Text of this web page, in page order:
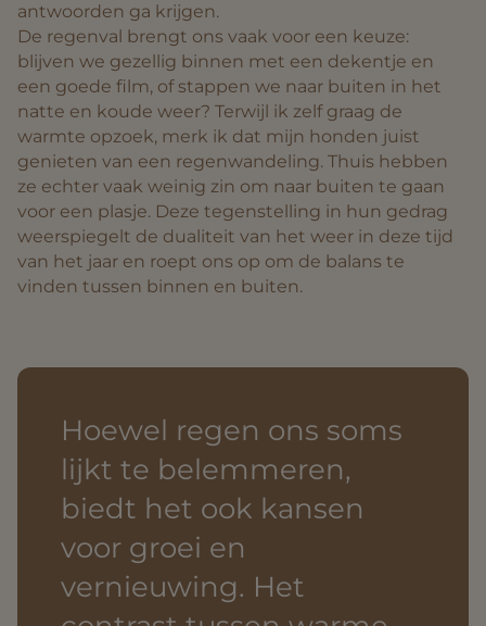
antwoorden ga krijgen.
De regenval brengt ons vaak voor een keuze:
blijven we gezellig binnen met een dekentje en
een goede film, of stappen we naar buiten in het
natte en koude weer? Terwijl ik zelf graag de
warmte opzoek, merk ik dat mijn honden juist
genieten van een regenwandeling. Thuis hebben
ze echter vaak weinig zin om naar buiten te gaan
voor een plasje. Deze tegenstelling in hun gedrag
weerspiegelt de dualiteit van het weer in deze tijd
van het jaar en roept ons op om de balans te
vinden tussen binnen en buiten.
Hoewel regen ons soms
lijkt te belemmeren,
biedt het ook kansen
voor groei en
vernieuwing. Het